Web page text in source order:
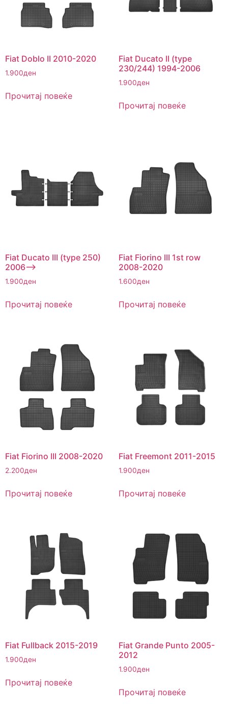
Fiat Doblo II 2010-2020
1.900ден
Прочитај повеќе
Fiat Ducato II (type
230/244) 1994-2006
1.900ден
Прочитај повеќе
Fiat Ducato III (type 250)
2006–>
1.900ден
Прочитај повеќе
Fiat Fiorino III 1st row
2008-2020
1.600ден
Прочитај повеќе
Fiat Fiorino III 2008-2020
2.200ден
Прочитај повеќе
Fiat Freemont 2011-2015
1.900ден
Прочитај повеќе
Fiat Fullback 2015-2019
1.900ден
Прочитај повеќе
Fiat Grande Punto 2005-
2012
1.900ден
Прочитај повеќе